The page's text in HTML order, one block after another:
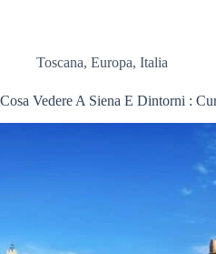
Toscana, Europa, Italia
Cosa Vedere A Siena E Dintorni :